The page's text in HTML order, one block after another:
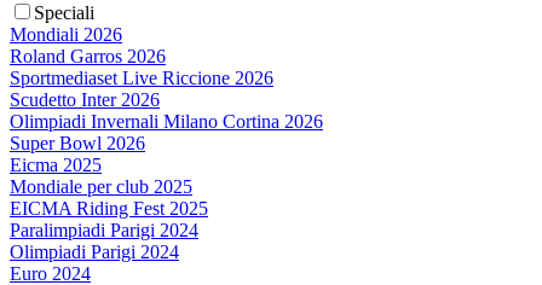
Speciali
Mondiali 2026
Roland Garros 2026
Sportmediaset Live Riccione 2026
Scudetto Inter 2026
Olimpiadi Invernali Milano Cortina 2026
Super Bowl 2026
Eicma 2025
Mondiale per club 2025
EICMA Riding Fest 2025
Paralimpiadi Parigi 2024
Olimpiadi Parigi 2024
Euro 2024